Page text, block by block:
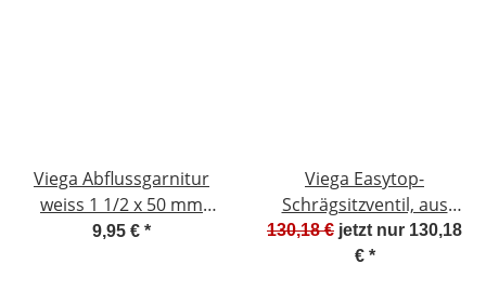
Viega Abflussgarnitur
weiss 1 1/2 x 50 mm
102838 NEU #W544-
9,95 € *
Viega Easytop-
Schrägsitzventil, aus
Rg.,m.SC, 35 Viega
457099 NEU #W789-
130,18 € jetzt nur 130,18
€ *